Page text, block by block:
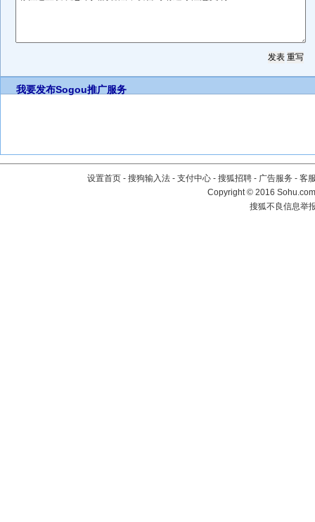
我要发布Sogou推广服务
设置首页 - 搜狗输入法 - 支付中心 - 搜狐招聘 - 广告服务 - 客
Copyright©2016
搜狐不良信息举